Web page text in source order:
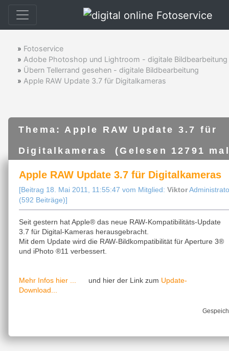
» Fotoservice
» Adobe Photoshop und Lightroom - digitale Bildbearbeitung
» Übern Tellerrand gesehen - digitale Bildbearbeitung
» Apple RAW Update 3.7 für Digitalkameras
Thema: Apple RAW Update 3.7 für
Digitalkameras (Gelesen 12791
Apple RAW Update 3.7 für Digitalkameras
[Beitrag 18. Mai 2011, 11:55:47 vom Mitglied: Viktor
(592 Beiträge)]
Seit gestern hat Apple® das neue RAW-Kompatibilitäts-Update
3.7 für Digital-Kameras herausgebracht.
Mit dem Update wird die RAW-Bildkompatibilität für Aperture 3®
und iPhoto ®11 verbessert.
Mehr Infos hier ... und hier der Link zum Update-
Download...